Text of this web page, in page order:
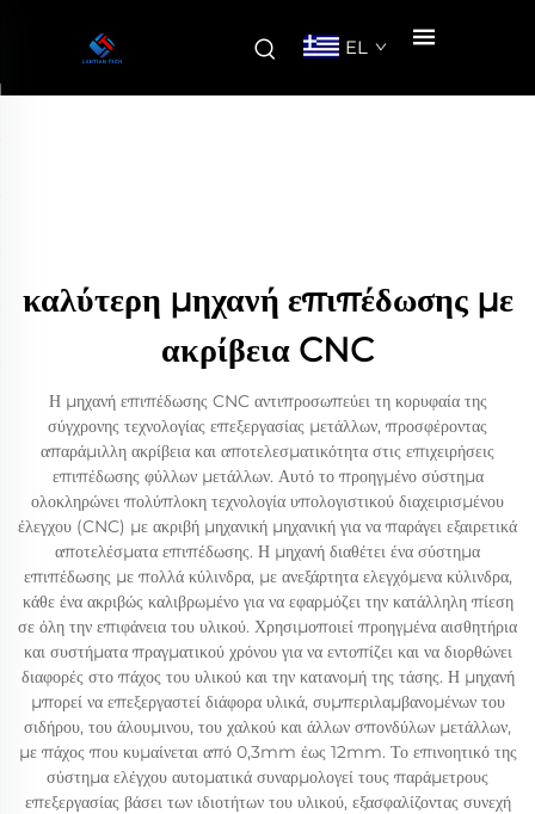
EL
καλύτερη μηχανή επιπέδωσης με
ακρίβεια CNC
Η μηχανή επιπέδωσης CNC αντιπροσωπεύει τη κορυφαία της
σύγχρονης τεχνολογίας επεξεργασίας μετάλλων, προσφέροντας
απαράμιλλη ακρίβεια και αποτελεσματικότητα στις επιχειρήσεις
επιπέδωσης φύλλων μετάλλων. Αυτό το προηγμένο σύστημα
ολοκληρώνει πολύπλοκη τεχνολογία υπολογιστικού διαχειρισμένου
έλεγχου (CNC) με ακριβή μηχανική μηχανική για να παράγει εξαιρετικά
αποτελέσματα επιπέδωσης. Η μηχανή διαθέτει ένα σύστημα
επιπέδωσης με πολλά κύλινδρα, με ανεξάρτητα ελεγχόμενα κύλινδρα,
κάθε ένα ακριβώς καλιβρωμένο για να εφαρμόζει την κατάλληλη πίεση
σε όλη την επιφάνεια του υλικού. Χρησιμοποιεί προηγμένα αισθητήρια
και συστήματα πραγματικού χρόνου για να εντοπίζει και να διορθώνει
διαφορές στο πάχος του υλικού και την κατανομή της τάσης. Η μηχανή
μπορεί να επεξεργαστεί διάφορα υλικά, συμπεριλαμβανομένων του
σιδήρου, του άλουμινου, του χαλκού και άλλων σπονδύλων μετάλλων,
με πάχος που κυμαίνεται από 0,3mm έως 12mm. Το επινοητικό της
σύστημα ελέγχου αυτοματικά συναρμολογεί τους παράμετρους
επεξεργασίας βάσει των ιδιοτήτων του υλικού, εξασφαλίζοντας συνεχή